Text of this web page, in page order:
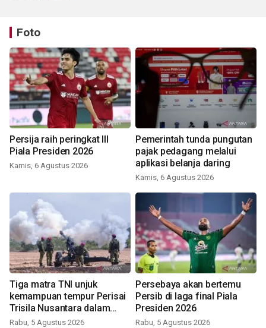
Foto
Persija raih peringkat III
Piala Presiden 2026
Kamis, 6 Agustus 2026
Pemerintah tunda pungutan
pajak pedagang melalui
aplikasi belanja daring
Kamis, 6 Agustus 2026
Tiga matra TNI unjuk
kemampuan tempur Perisai
Trisila Nusantara dalam
latihan di Kepri
Rabu, 5 Agustus 2026
Persebaya akan bertemu
Persib di laga final Piala
Presiden 2026
Rabu, 5 Agustus 2026